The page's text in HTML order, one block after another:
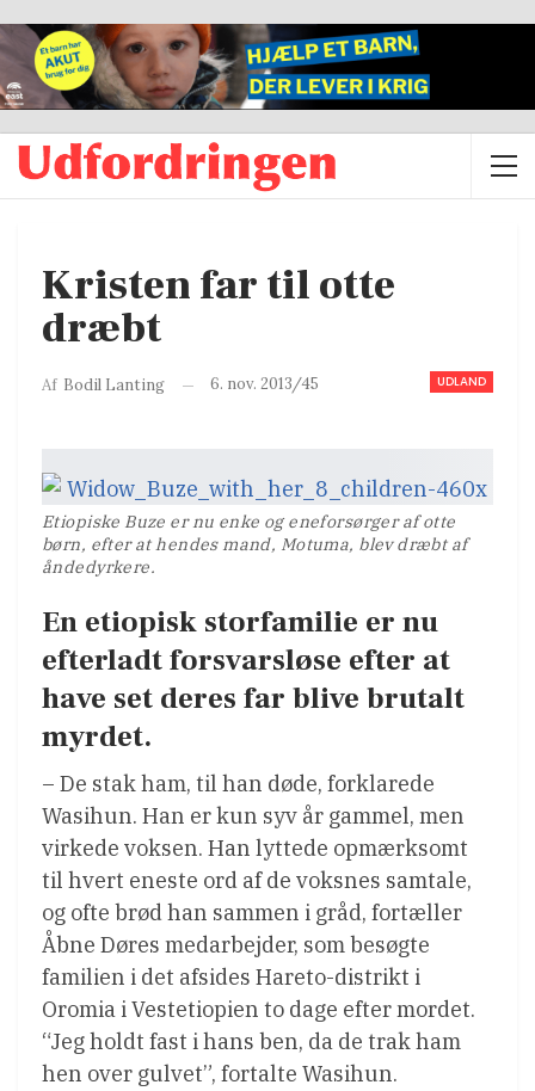
Kristen far til otte
dræbt
UDLAND
Af Bodil Lanting 6. nov. 2013/45
Etiopiske Buze er nu enke og eneforsørger af otte
børn, efter at hendes mand, Motuma, blev dræbt af
åndedyrkere.
En etiopisk storfamilie er nu
efterladt forsvarsløse efter at
have set deres far blive brutalt
myrdet.
– De stak ham, til han døde, forklarede
Wasihun. Han er kun syv år gammel, men
virkede voksen. Han lyttede opmærksomt
til hvert eneste ord af de voksnes samtale,
og ofte brød han sammen i gråd, fortæller
Åbne Døres medarbejder, som besøgte
familien i det afsides Hareto-distrikt i
Oromia i Vestetiopien to dage efter mordet.
“Jeg holdt fast i hans ben, da de trak ham
hen over gulvet”, fortalte Wasihun.